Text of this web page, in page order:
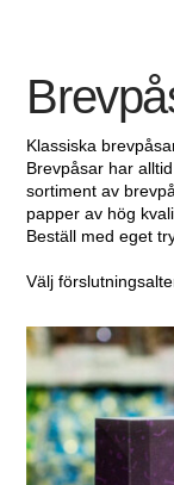
Klassiska
Brevpåsar har
sortiment av
papper av hög
Beställ med eget
Välj